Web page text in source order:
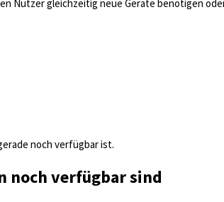
Nutzer gleichzeitig neue Geräte benötigen
noch verfügbar ist.
noch verfügbar sind